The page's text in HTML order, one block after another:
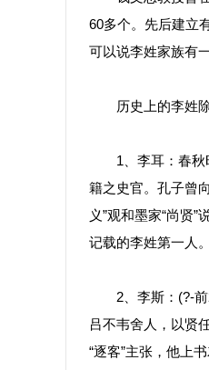
60多个。先后建立
可以说李姓家族有
历史上的李姓除
1、李耳：春秋时
籍之史官。孔子曾
义”观和墨家“尚贤
记载的李姓第一人。
2、李斯：(?-前
吕不韦舍人，以贤
“逐客”主张，他上